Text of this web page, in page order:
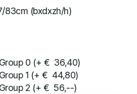
83cm (bxdxzh/h)
0 (+ € 36,40)
1 (+ € 44,80)
2 (+ € 56,--)